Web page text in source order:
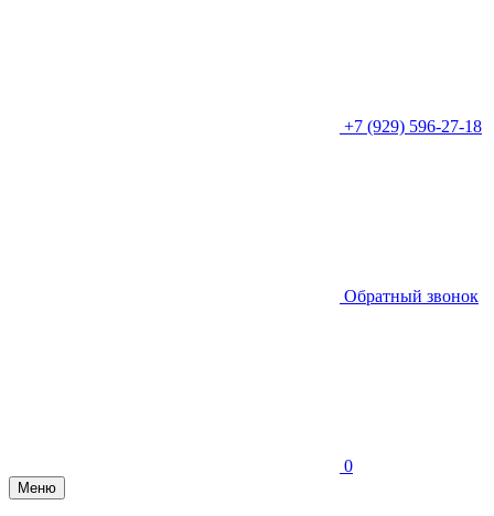
+7 (929) 596-27-18
Обратный звонок
0
Меню